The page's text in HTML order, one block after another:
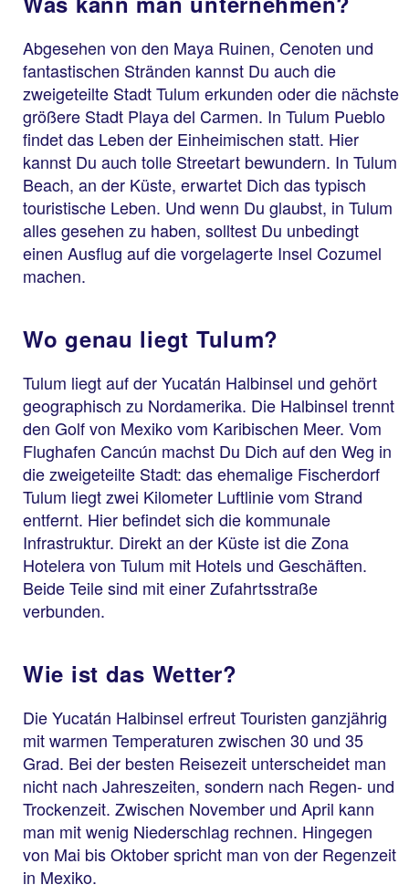
Abgesehen von den Maya Ruinen, Cenoten und
fantastischen Stränden kannst Du auch die
zweigeteilte Stadt Tulum erkunden oder die nächste
größere Stadt Playa del Carmen. In Tulum Pueblo
findet das Leben der Einheimischen statt. Hier
kannst Du auch tolle Streetart bewundern. In Tulum
Beach, an der Küste, erwartet Dich das typisch
touristische Leben. Und wenn Du glaubst, in Tulum
alles gesehen zu haben, solltest Du unbedingt
einen Ausflug auf die vorgelagerte Insel Cozumel
machen.
Wo genau liegt Tulum?
Tulum liegt auf der Yucatán Halbinsel und gehört
geographisch zu Nordamerika. Die Halbinsel trennt
den Golf von Mexiko vom Karibischen Meer. Vom
Flughafen Cancún machst Du Dich auf den Weg in
die zweigeteilte Stadt: das ehemalige Fischerdorf
Tulum liegt zwei Kilometer Luftlinie vom Strand
entfernt. Hier befindet sich die kommunale
Infrastruktur. Direkt an der Küste ist die Zona
Hotelera von Tulum mit Hotels und Geschäften.
Beide Teile sind mit einer Zufahrtsstraße
verbunden.
Wie ist das Wetter?
Die Yucatán Halbinsel erfreut Touristen ganzjährig
mit warmen Temperaturen zwischen 30 und 35
Grad. Bei der besten Reisezeit unterscheidet man
nicht nach Jahreszeiten, sondern nach Regen- und
Trockenzeit. Zwischen November und April kann
man mit wenig Niederschlag rechnen. Hingegen
von Mai bis Oktober spricht man von der Regenzeit
in Mexiko.